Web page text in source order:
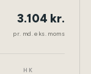
TØNDER
3.104 kr.
pr. md. eks. moms
HK